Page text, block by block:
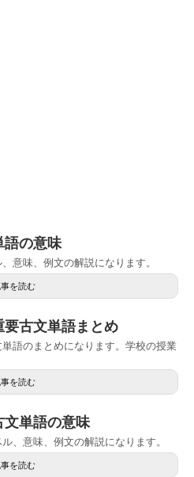
語の意味
意味、例文の解説になります。
を読む
要古文単語まとめ
語のまとめになります。学校の授業
を読む
文単語の意味
、意味、例文の解説になります。
を読む